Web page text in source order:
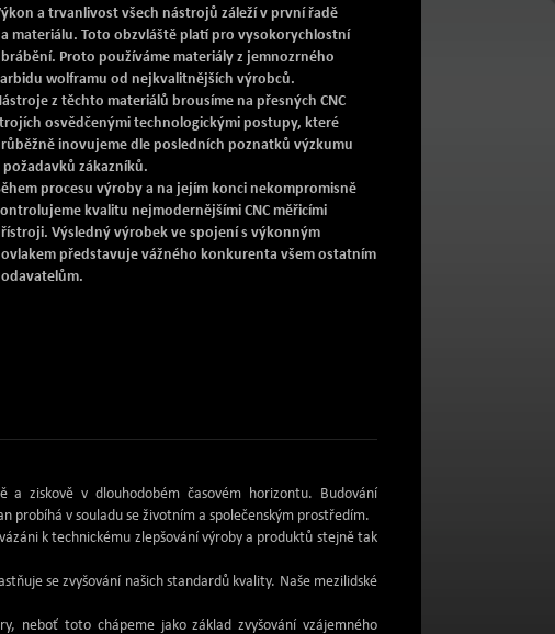
a trvanlivost všech nástrojů záleží v první řadě
materiálu. Toto obzvláště platí pro vysokorychlostní
Proto používáme materiály z jemnozrného
wolframu od nejkvalitnějších výrobců.
z těchto materiálů brousíme na přesných CNC
osvědčenými technologickými postupy, které
inovujeme dle posledních poznatků výzkumu
požadavků zákazníků.
procesu výroby a na jejím konci nekompromisně
kvalitu nejmodernějšími CNC měřicími
Výsledný výrobek ve spojení s výkonným
představuje vážného konkurenta všem ostatním
a ziskově v dlouhodobém časovém horizontu. Budování
probíhá v souladu se životním a společenským prostředím.
k technickému zlepšování výroby a produktů stejně tak
se zvyšování našich standardů kvality. Naše mezilidské
neboť toto chápeme jako základ zvyšování vzájemného